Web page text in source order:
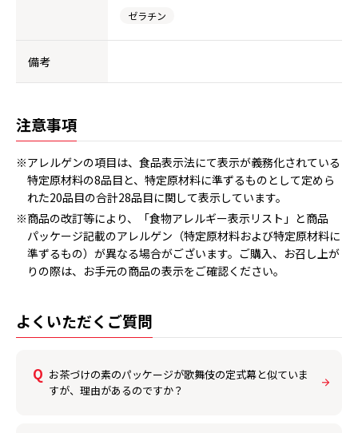
ゼラチン
備考
注意事項
※アレルゲンの項目は、食品表示法にて表示が義務化されている
特定原材料の8品目と、特定原材料に準ずるものとして定めら
れた20品目の合計28品目に関して表示しています。
※商品の改訂等により、「食物アレルギー表示リスト」と商品
パッケージ記載のアレルゲン（特定原材料および特定原材料に
準ずるもの）が異なる場合がございます。ご購入、お召し上が
りの際は、お手元の商品の表示をご確認ください。
よくいただくご質問
お茶づけの素のパッケージが歌舞伎の定式幕と似ていま
すが、理由があるのですか？